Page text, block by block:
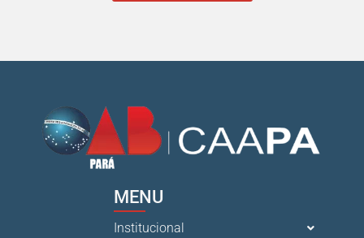
MENU
Institucional